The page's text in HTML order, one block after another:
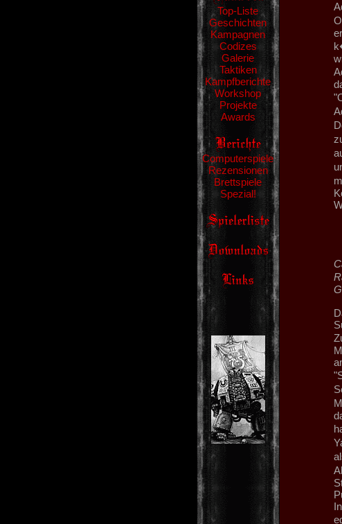
Top-Liste
Geschichten
Kampagnen
Codizes
Galerie
Taktiken
Kampfberichte
Workshop
Projekte
Awards
Computerspiele
Rezensionen
Brettspiele
Spezial!